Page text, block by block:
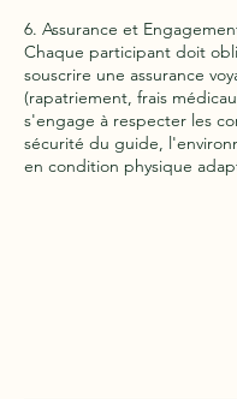
6. Assurance et
Chaque participant doit
souscrire une assurance
(rapatriement, frais
s'engage à respecter les
sécurité du guide,
en condition physique